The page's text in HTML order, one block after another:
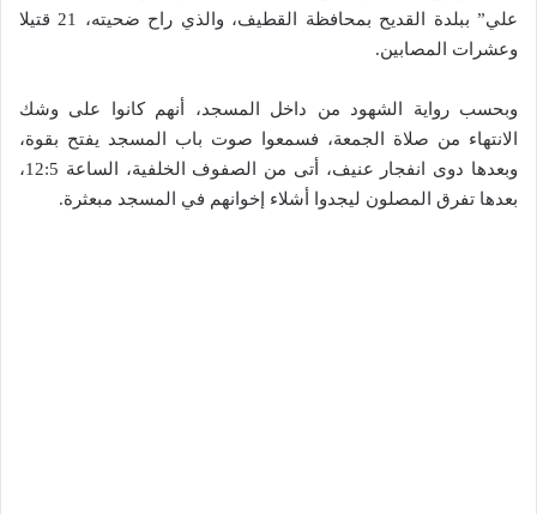
علي” ببلدة القديح بمحافظة القطيف، والذي راح ضحيته، 21 قتيلا
وعشرات المصابين.
وبحسب رواية الشهود من داخل المسجد، أنهم كانوا على وشك
الانتهاء من صلاة الجمعة، فسمعوا صوت باب المسجد يفتح بقوة،
وبعدها دوى انفجار عنيف، أتى من الصفوف الخلفية، الساعة 12:5،
بعدها تفرق المصلون ليجدوا أشلاء إخوانهم في المسجد مبعثرة.